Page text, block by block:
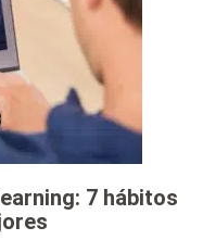
7 hábitos